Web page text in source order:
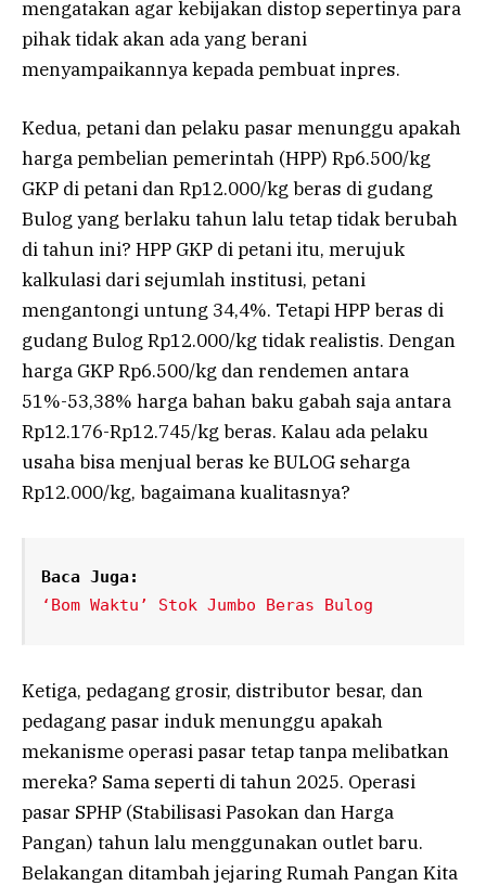
mengatakan agar kebijakan distop sepertinya para
pihak tidak akan ada yang berani
menyampaikannya kepada pembuat inpres.
Kedua, petani dan pelaku pasar menunggu apakah
harga pembelian pemerintah (HPP) Rp6.500/kg
GKP di petani dan Rp12.000/kg beras di gudang
Bulog yang berlaku tahun lalu tetap tidak berubah
di tahun ini? HPP GKP di petani itu, merujuk
kalkulasi dari sejumlah institusi, petani
mengantongi untung 34,4%. Tetapi HPP beras di
gudang Bulog Rp12.000/kg tidak realistis. Dengan
harga GKP Rp6.500/kg dan rendemen antara
51%-53,38% harga bahan baku gabah saja antara
Rp12.176-Rp12.745/kg beras. Kalau ada pelaku
usaha bisa menjual beras ke BULOG seharga
Rp12.000/kg, bagaimana kualitasnya?
Baca Juga:
‘Bom Waktu’ Stok Jumbo Beras Bulog
Ketiga, pedagang grosir, distributor besar, dan
pedagang pasar induk menunggu apakah
mekanisme operasi pasar tetap tanpa melibatkan
mereka? Sama seperti di tahun 2025. Operasi
pasar SPHP (Stabilisasi Pasokan dan Harga
Pangan) tahun lalu menggunakan outlet baru.
Belakangan ditambah jejaring Rumah Pangan Kita